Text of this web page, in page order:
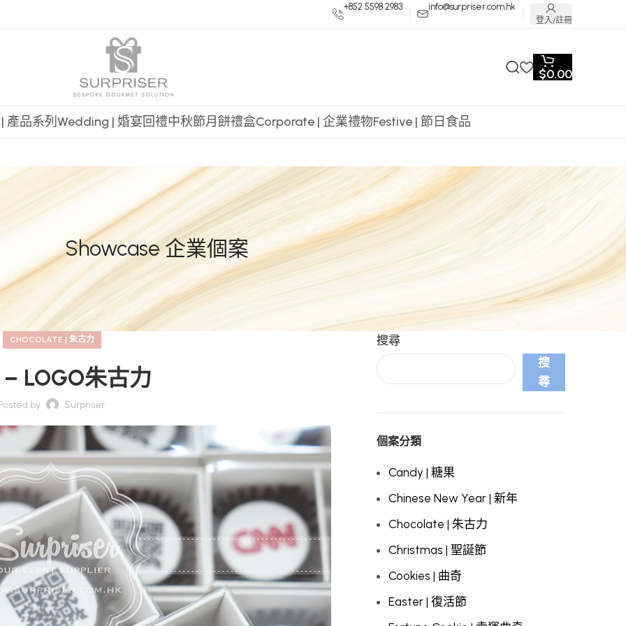
+852 5598 2983 info@surpriser.com.hk
登入/註冊
$0.00
產品系列 Wedding | 婚宴回禮中秋節月餅禮盒Corporate | 企業禮物Festive | 節日食品
Showcase 企業個案
CHOCOLATE | 朱古力
LOGO朱古力
by Surpriser
搜尋
搜
尋
個案分類
Candy | 糖果
Chinese New Year | 新年
Chocolate | 朱古力
Christmas | 聖誕節
Cookies | 曲奇
Easter | 復活節